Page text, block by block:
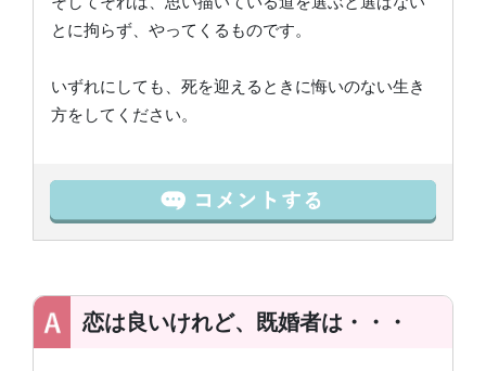
とに拘らず、やってくるものです。
いずれにしても、死を迎えるときに悔いのない生き
方をしてください。
恋は良いけれど、既婚者は・・・